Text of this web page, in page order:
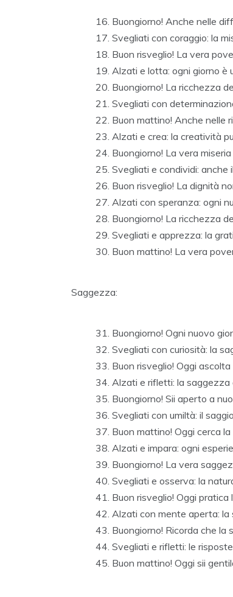
Buongiorno! Anche nelle
Svegliati con coraggio: la
Buon risveglio! La vera
Alzati e lotta: ogni giorno è
Buongiorno! La ricchezza
Svegliati con
Buon mattino! Anche nelle
Alzati e crea: la creatività
Buongiorno! La vera
Svegliati e condividi: anche
Buon risveglio! La dignità
Alzati con speranza: ogni
Buongiorno! La ricchezza
Svegliati e apprezza: la
Buon mattino! La vera
Saggezza:
Buongiorno! Ogni nuovo
Svegliati con curiosità: la
Buon risveglio! Oggi
Alzati e rifletti: la saggezza
Buongiorno! Sii aperto a
Svegliati con umiltà: il
Buon mattino! Oggi cerca
Alzati e impara: ogni
Buongiorno! La vera
Svegliati e osserva: la
Buon risveglio! Oggi
Alzati con mente aperta: la
Buongiorno! Ricorda che la
Svegliati e rifletti: le
Buon mattino! Oggi sii